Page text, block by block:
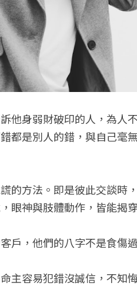
他身弱財破印的人，為人
都是別人的錯，與自己毫
的方法。即是彼此交談時
眼神與肢體動作，皆能揭
戶，他們的八字不是食傷
主容易犯錯沒誠信，不知